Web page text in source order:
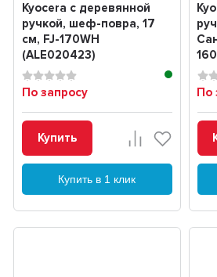
Kyocera с деревянной
ручкой, шеф-повра, 17
см, FJ-170WH
(ALE020423)
По запросу
Купить
Купить в 1 клик
По